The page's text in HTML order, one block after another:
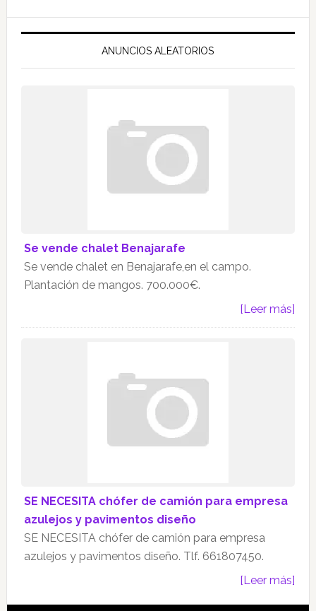
ANUNCIOS ALEATORIOS
Se vende chalet Benajarafe
Se vende chalet en Benajarafe,en el campo.
Plantación de mangos. 700.000€.
[Leer más]
SE NECESITA chófer de camión para empresa
azulejos y pavimentos diseño
SE NECESITA chófer de camión para empresa
azulejos y pavimentos diseño. Tlf. 661807450.
[Leer más]